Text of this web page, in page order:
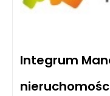
Integrum